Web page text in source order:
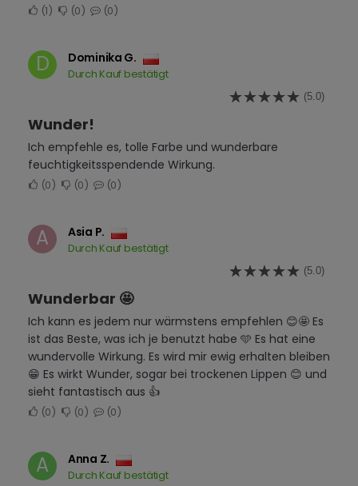
1 0 0
D Dominika G.
Durch Kauf bestätigt
(5.0)
Wunder!
Ich empfehle es, tolle Farbe und wunderbare
feuchtigkeitsspendende Wirkung.
0 0 0
A Asia P.
Durch Kauf bestätigt
(5.0)
Wunderbar 🤩
Ich kann es jedem nur wärmstens empfehlen 😊🤩 Es
ist das Beste, was ich je benutzt habe 🩵 Es hat eine
wundervolle Wirkung. Es wird mir ewig erhalten bleiben
😁 Es wirkt Wunder, sogar bei trockenen Lippen 😊 und
sieht fantastisch aus 👍
0 0 0
A Anna Z.
Durch Kauf bestätigt